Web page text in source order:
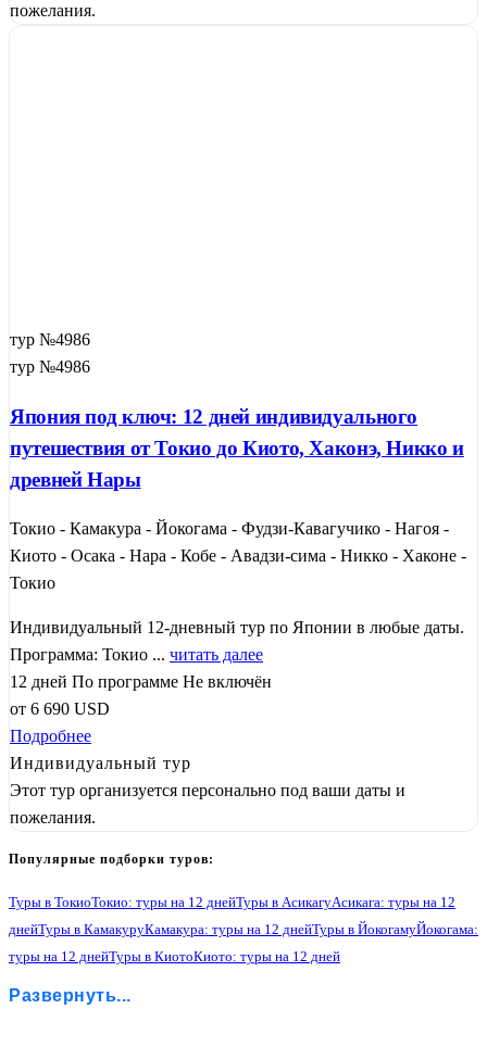
пожелания.
тур №4986
тур №4986
Япония под ключ: 12 дней индивидуального
путешествия от Токио до Киото, Хаконэ, Никко и
древней Нары
Токио - Камакура - Йокогама - Фудзи-Кавагучико - Нагоя -
Киото - Осака - Нара - Кобе - Авадзи-сима - Никко - Хаконе -
Токио
Индивидуальный 12-дневный тур по Японии в любые даты.
Программа: Токио ... читать далее
12 дней По программе Не включён
от 6 690 USD
Подробнее
Индивидуальный тур
Этот тур организуется персонально под ваши даты и
пожелания.
Популярные подборки туров:
Туры в ТокиоТокио: туры на 12 днейТуры в АсикагуАсикага: туры на 12
днейТуры в КамакуруКамакура: туры на 12 днейТуры в ЙокогамуЙокогама:
туры на 12 днейТуры в КиотоКиото: туры на 12 дней
Туры в ХимедзиХимедзи: туры на 12 дней
Развернуть...